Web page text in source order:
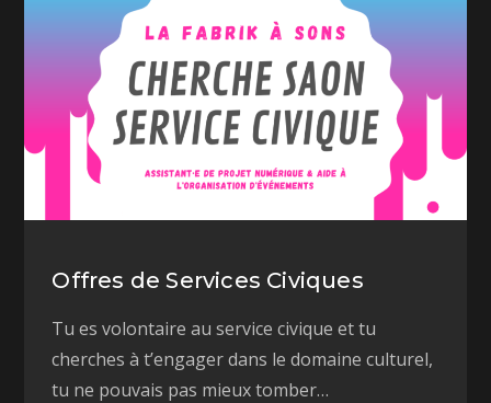
Offres de Services Civiques
Tu es volontaire au service civique et tu
cherches à t’engager dans le domaine culturel,
tu ne pouvais pas mieux tomber…